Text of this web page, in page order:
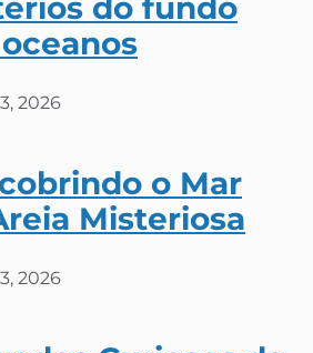
do fundo
2026
o Mar
Misteriosa
2026